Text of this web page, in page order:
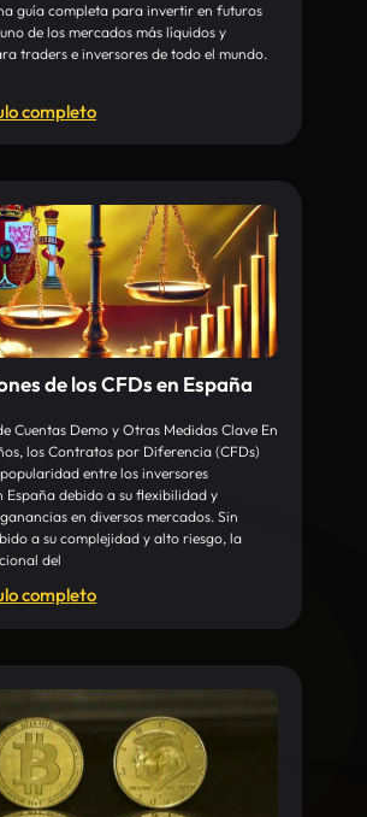
guía completa para invertir en futuros
de los mercados más líquidos y
traders e inversores de todo el mundo.
completo
de los CFDs en España
Cuentas Demo y Otras Medidas Clave En
los Contratos por Diferencia (CFDs)
entre los inversores
España debido a su flexibilidad y
en diversos mercados. Sin
a su complejidad y alto riesgo, la
del
completo